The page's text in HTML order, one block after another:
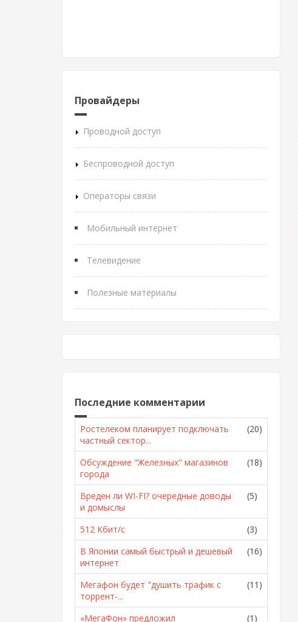
Провайдеры
Проводной доступ
Беспроводной доступ
Операторы связи
Мобильный интернет
Телевидение
Полезные материалы
Последние комментарии
Ростелеком планирует подключать
частный сектор...
(20)
Обсуждение "Железных" магазинов
города
(18)
Вреден ли WI-FI? очередные доводы
и домыслы
(5)
512 Кбит/с
(3)
В Японии самый быстрый и дешевый
интернет
(16)
Мегафон будет "душить трафик с
торрент-...
(11)
«МегаФон» предложил
(1)